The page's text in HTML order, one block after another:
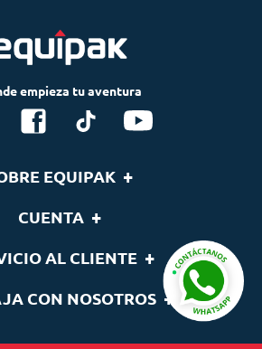
EQUIPAK +
Nuestras Marcas
CUENTA +
de pedidos
AL CLIENTE +
CON NOSOTROS +